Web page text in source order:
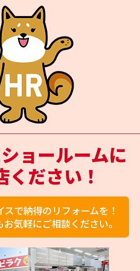
ョールームに
ください！
で納得のリフォームを！
気軽にご相談ください。